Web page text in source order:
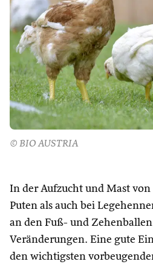
© BIO AUSTRIA
In der Aufzucht und Mast
Puten als auch bei
an den Fuß- und
Veränderungen. Eine gute
den wichtigsten